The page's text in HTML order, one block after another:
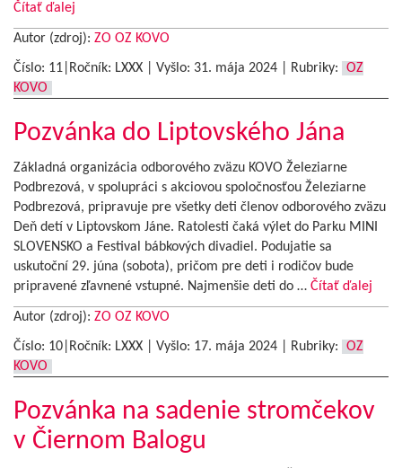
Čítať ďalej
Autor (zdroj): ZO OZ KOVO
Číslo: 11|Ročník: LXXX | Vyšlo: 31. mája 2024 Rubriky:
OZ
KOVO
Pozvánka do Liptovského Jána
Základná organizácia odborového zväzu KOVO Železiarne
Podbrezová, v spolupráci s akciovou spoločnosťou Železiarne
Podbrezová, pripravuje pre všetky deti členov odborového zväzu
Deň detí v Liptovskom Jáne. Ratolesti čaká výlet do Parku MINI
SLOVENSKO a Festival bábkových divadiel. Podujatie sa
uskutoční 29. júna (sobota), pričom pre deti i rodičov bude
pripravené zľavnené vstupné. Najmenšie deti do … Čítať ďalej
Autor (zdroj): ZO OZ KOVO
Číslo: 10|Ročník: LXXX | Vyšlo: 17. mája 2024 Rubriky:
OZ
KOVO
Pozvánka na sadenie stromčekov
v Čiernom Balogu